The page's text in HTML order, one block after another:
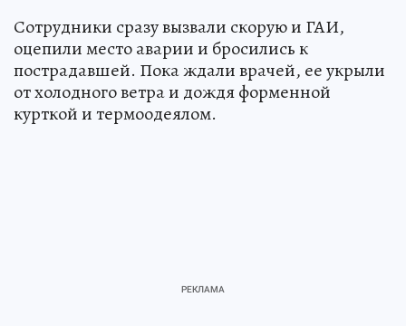
Сотрудники сразу вызвали скорую и ГАИ,
оцепили место аварии и бросились к
пострадавшей. Пока ждали врачей, ее укрыли
от холодного ветра и дождя форменной
курткой и термоодеялом.